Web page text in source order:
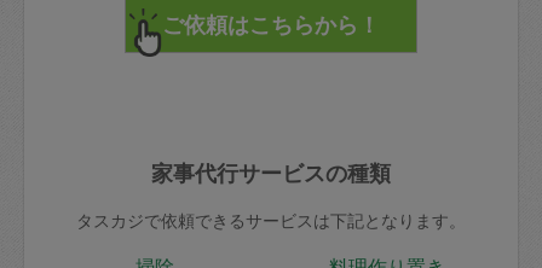
家事代行サービスの種類
タスカジで依頼できるサービスは下記となります。